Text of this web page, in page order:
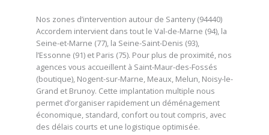
Nos zones d’intervention autour de Santeny (94440)
Accordem intervient dans tout le Val-de-Marne (94), la
Seine-et-Marne (77), la Seine-Saint-Denis (93),
l’Essonne (91) et Paris (75). Pour plus de proximité, nos
agences vous accueillent à Saint-Maur-des-Fossés
(boutique), Nogent-sur-Marne, Meaux, Melun, Noisy-le-
Grand et Brunoy. Cette implantation multiple nous
permet d’organiser rapidement un déménagement
économique, standard, confort ou tout compris, avec
des délais courts et une logistique optimisée.